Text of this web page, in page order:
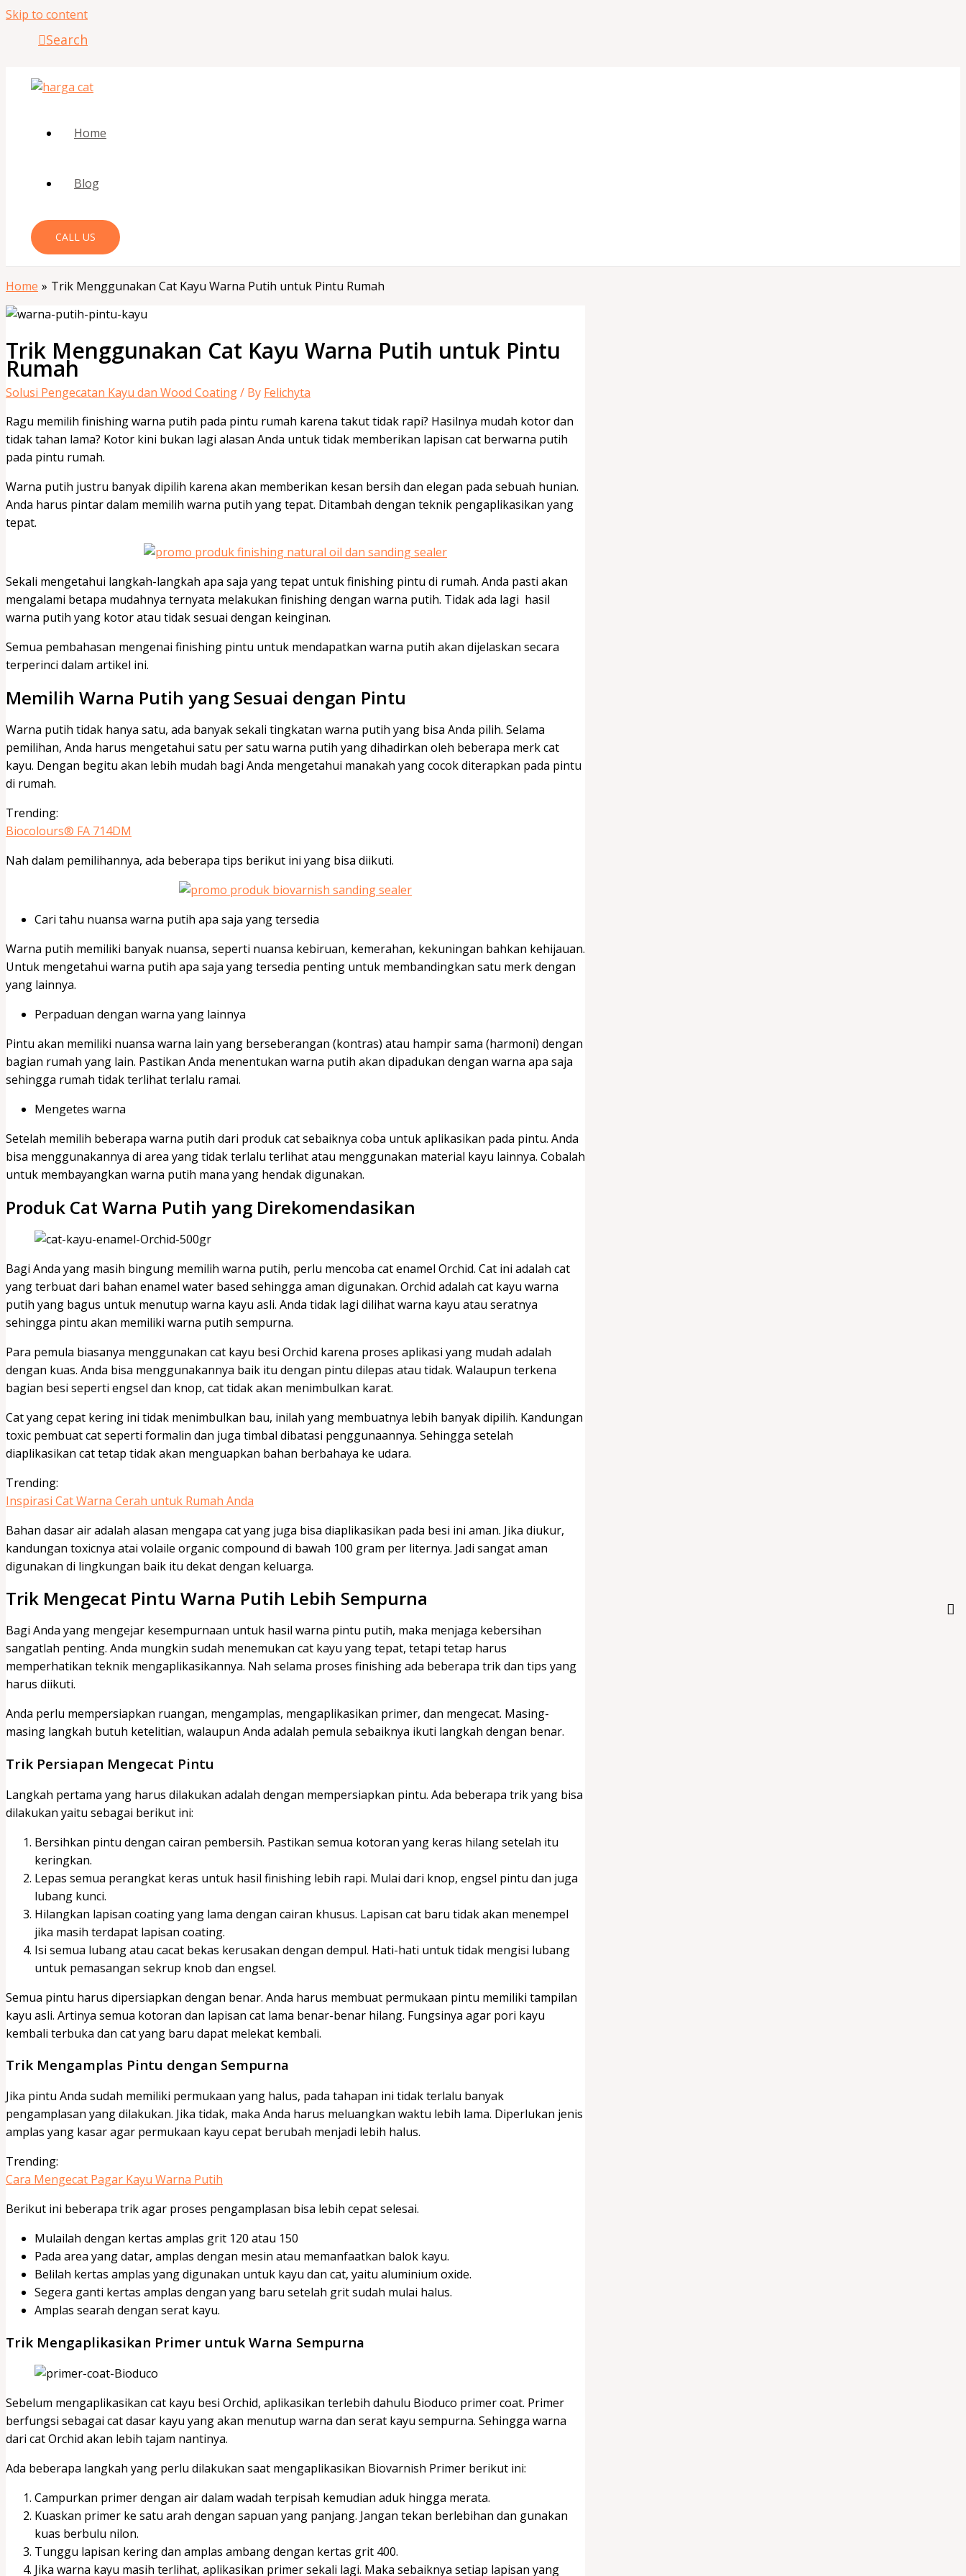
Skip to content
Search
Home
Blog
CALL US
Home Trik Menggunakan Cat Kayu Warna Putih untuk Pintu Rumah
Trik Menggunakan Cat Kayu Warna Putih untuk Pintu
Rumah
Solusi Pengecatan Kayu dan Wood Coating/ By Felichyta
Ragu memilih finishing warna putih pada pintu rumah karena takut tidak rapi? Hasilnya mudah kotor dan
tidak tahan lama? Kotor kini bukan lagi alasan Anda untuk tidak memberikan lapisan cat berwarna putih
pada pintu rumah.
Warna putih justru banyak dipilih karena akan memberikan kesan bersih dan elegan pada sebuah hunian.
Anda harus pintar dalam memilih warna putih yang tepat. Ditambah dengan teknik pengaplikasikan yang
tepat.
Sekali mengetahui langkah-langkah apa saja yang tepat untuk finishing pintu di rumah. Anda pasti akan
mengalami betapa mudahnya ternyata melakukan finishing dengan warna putih. Tidak ada lagi hasil
warna putih yang kotor atau tidak sesuai dengan keinginan.
Semua pembahasan mengenai finishing pintu untuk mendapatkan warna putih akan dijelaskan secara
terperinci dalam artikel ini.
Memilih Warna Putih yang Sesuai dengan Pintu
Warna putih tidak hanya satu, ada banyak sekali tingkatan warna putih yang bisa Anda pilih. Selama
pemilihan, Anda harus mengetahui satu per satu warna putih yang dihadirkan oleh beberapa merk cat
kayu. Dengan begitu akan lebih mudah bagi Anda mengetahui manakah yang cocok diterapkan pada pintu
di rumah.
Trending:
Biocolours® FA 714DM
Nah dalam pemilihannya, ada beberapa tips berikut ini yang bisa diikuti.
Cari tahu nuansa warna putih apa saja yang tersedia
Warna putih memiliki banyak nuansa, seperti nuansa kebiruan, kemerahan, kekuningan bahkan kehijauan.
Untuk mengetahui warna putih apa saja yang tersedia penting untuk membandingkan satu merk dengan
yang lainnya.
Perpaduan dengan warna yang lainnya
Pintu akan memiliki nuansa warna lain yang berseberangan (kontras) atau hampir sama (harmoni) dengan
bagian rumah yang lain. Pastikan Anda menentukan warna putih akan dipadukan dengan warna apa saja
sehingga rumah tidak terlihat terlalu ramai.
Mengetes warna
Setelah memilih beberapa warna putih dari produk cat sebaiknya coba untuk aplikasikan pada pintu. Anda
bisa menggunakannya di area yang tidak terlalu terlihat atau menggunakan material kayu lainnya. Cobalah
untuk membayangkan warna putih mana yang hendak digunakan.
Produk Cat Warna Putih yang Direkomendasikan
Bagi Anda yang masih bingung memilih warna putih, perlu mencoba cat enamel Orchid. Cat ini adalah cat
yang terbuat dari bahan enamel water based sehingga aman digunakan. Orchid adalah cat kayu warna
putih yang bagus untuk menutup warna kayu asli. Anda tidak lagi dilihat warna kayu atau seratnya
sehingga pintu akan memiliki warna putih sempurna.
Para pemula biasanya menggunakan cat kayu besi Orchid karena proses aplikasi yang mudah adalah
dengan kuas. Anda bisa menggunakannya baik itu dengan pintu dilepas atau tidak. Walaupun terkena
bagian besi seperti engsel dan knop, cat tidak akan menimbulkan karat.
Cat yang cepat kering ini tidak menimbulkan bau, inilah yang membuatnya lebih banyak dipilih. Kandungan
toxic pembuat cat seperti formalin dan juga timbal dibatasi penggunaannya. Sehingga setelah
diaplikasikan cat tetap tidak akan menguapkan bahan berbahaya ke udara.
Trending:
Inspirasi Cat Warna Cerah untuk Rumah Anda
Bahan dasar air adalah alasan mengapa cat yang juga bisa diaplikasikan pada besi ini aman. Jika diukur,
kandungan toxicnya atai volaile organic compound di bawah 100 gram per liternya. Jadi sangat aman
digunakan di lingkungan baik itu dekat dengan keluarga.
Trik Mengecat Pintu Warna Putih Lebih Sempurna
Bagi Anda yang mengejar kesempurnaan untuk hasil warna pintu putih, maka menjaga kebersihan
sangatlah penting. Anda mungkin sudah menemukan cat kayu yang tepat, tetapi tetap harus
memperhatikan teknik mengaplikasikannya. Nah selama proses finishing ada beberapa trik dan tips yang
harus diikuti.
Anda perlu mempersiapkan ruangan, mengamplas, mengaplikasikan primer, dan mengecat. Masing-
masing langkah butuh ketelitian, walaupun Anda adalah pemula sebaiknya ikuti langkah dengan benar.
Trik Persiapan Mengecat Pintu
Langkah pertama yang harus dilakukan adalah dengan mempersiapkan pintu. Ada beberapa trik yang bisa
dilakukan yaitu sebagai berikut ini:
Bersihkan pintu dengan cairan pembersih. Pastikan semua kotoran yang keras hilang setelah itu
keringkan.
Lepas semua perangkat keras untuk hasil finishing lebih rapi. Mulai dari knop, engsel pintu dan juga
lubang kunci.
Hilangkan lapisan coating yang lama dengan cairan khusus. Lapisan cat baru tidak akan menempel
jika masih terdapat lapisan coating.
Isi semua lubang atau cacat bekas kerusakan dengan dempul. Hati-hati untuk tidak mengisi lubang
untuk pemasangan sekrup knob dan engsel.
Semua pintu harus dipersiapkan dengan benar. Anda harus membuat permukaan pintu memiliki tampilan
kayu asli. Artinya semua kotoran dan lapisan cat lama benar-benar hilang. Fungsinya agar pori kayu
kembali terbuka dan cat yang baru dapat melekat kembali.
Trik Mengamplas Pintu dengan Sempurna
Jika pintu Anda sudah memiliki permukaan yang halus, pada tahapan ini tidak terlalu banyak
pengamplasan yang dilakukan. Jika tidak, maka Anda harus meluangkan waktu lebih lama. Diperlukan jenis
amplas yang kasar agar permukaan kayu cepat berubah menjadi lebih halus.
Trending:
Cara Mengecat Pagar Kayu Warna Putih
Berikut ini beberapa trik agar proses pengamplasan bisa lebih cepat selesai.
Mulailah dengan kertas amplas grit 120 atau 150
Pada area yang datar, amplas dengan mesin atau memanfaatkan balok kayu.
Belilah kertas amplas yang digunakan untuk kayu dan cat, yaitu aluminium oxide.
Segera ganti kertas amplas dengan yang baru setelah grit sudah mulai halus.
Amplas searah dengan serat kayu.
Trik Mengaplikasikan Primer untuk Warna Sempurna
Sebelum mengaplikasikan cat kayu besi Orchid, aplikasikan terlebih dahulu Bioduco primer coat. Primer
berfungsi sebagai cat dasar kayu yang akan menutup warna dan serat kayu sempurna. Sehingga warna
dari cat Orchid akan lebih tajam nantinya.
Ada beberapa langkah yang perlu dilakukan saat mengaplikasikan Biovarnish Primer berikut ini:
Campurkan primer dengan air dalam wadah terpisah kemudian aduk hingga merata.
Kuaskan primer ke satu arah dengan sapuan yang panjang. Jangan tekan berlebihan dan gunakan
kuas berbulu nilon.
Tunggu lapisan kering dan amplas ambang dengan kertas grit 400.
Jika warna kayu masih terlihat, aplikasikan primer sekali lagi. Maka sebaiknya setiap lapisan yang